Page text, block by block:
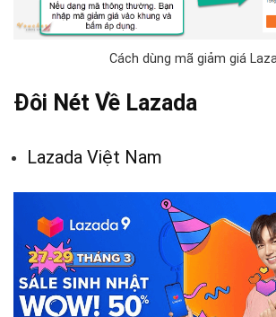
Cách dùng mã giảm giá
Đôi Nét Về Lazada
Lazada Việt Nam